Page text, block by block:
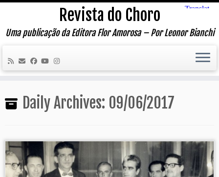
Skip
content
Revista do Choro
Uma publicação da Editora Flor Amorosa – Por Leonor Bianchi
Daily Archives: 09/06/2017